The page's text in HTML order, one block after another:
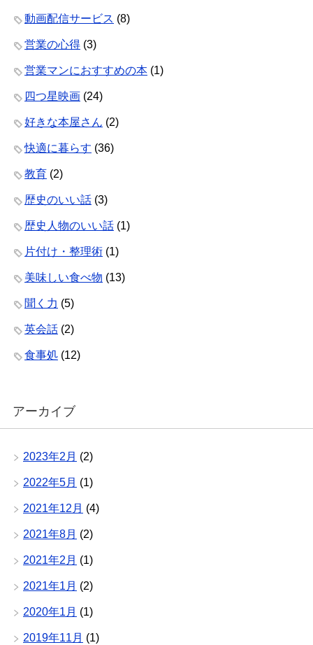
動画配信サービス (8)
営業の心得 (3)
営業マンにおすすめの本 (1)
四つ星映画 (24)
好きな本屋さん (2)
快適に暮らす (36)
教育 (2)
歴史のいい話 (3)
歴史人物のいい話 (1)
片付け・整理術 (1)
美味しい食べ物 (13)
聞く力 (5)
英会話 (2)
食事処 (12)
アーカイブ
2023年2月 (2)
2022年5月 (1)
2021年12月 (4)
2021年8月 (2)
2021年2月 (1)
2021年1月 (2)
2020年1月 (1)
2019年11月 (1)